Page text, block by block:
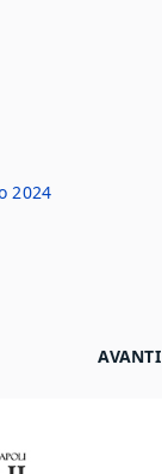
2024
ROCK” AVANTI